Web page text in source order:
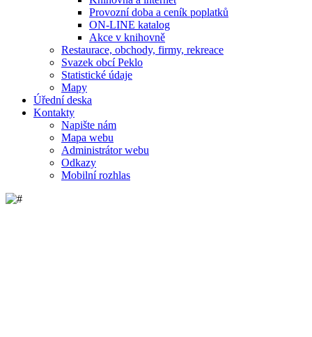
Provozní doba a ceník poplatků
ON-LINE katalog
Akce v knihovně
Restaurace, obchody, firmy, rekreace
Svazek obcí Peklo
Statistické údaje
Mapy
Úřední deska
Kontakty
Napište nám
Mapa webu
Administrátor webu
Odkazy
Mobilní rozhlas